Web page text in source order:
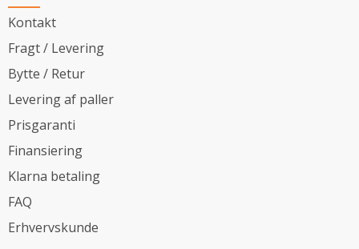
Kontakt
Fragt / Levering
Bytte / Retur
Levering af paller
Prisgaranti
Finansiering
Klarna betaling
FAQ
Erhvervskunde